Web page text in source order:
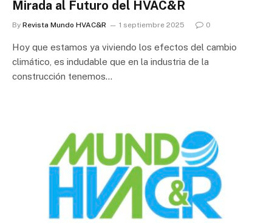
Mirada al Futuro del HVAC&R
By Revista Mundo HVAC&R 1 septiembre 2025 0
Hoy que estamos ya viviendo los efectos del cambio
climático, es indudable que en la industria de la
construcción tenemos…